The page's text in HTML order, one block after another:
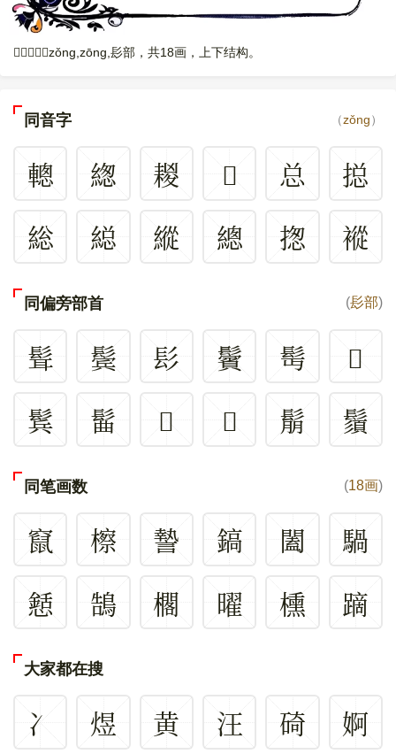
𩭤，读音是zǒng,zōng,髟部，共18画，上下结构。
同音字 （zǒng）
䡯 緫 䎫 𩮀 总
搃
総
縂 縱 總 揔 䙕
同偏旁部首 (髟部)
髶 鬓 髟 鬢 髩
𩯹
鬂
髷 𩬟 𩭘 鬅 鬚
同笔画数 (18画)
竄 檫 謺 鎬 闔
騧
懖
鵠 櫊 曜 櫄 蹢
大家都在搜
冫 煜 黄 汪 碕 婀